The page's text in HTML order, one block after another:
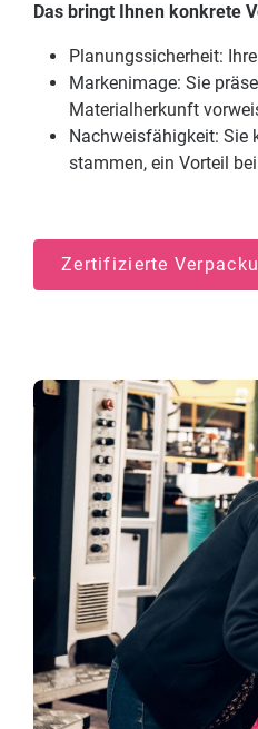
Das bringt Ihnen konkrete
Planungssicherheit:
Markenimage: Sie
Materialherkunft
Nachweisfähigkeit: Sie
stammen, ein Vorteil
Zertifizierte